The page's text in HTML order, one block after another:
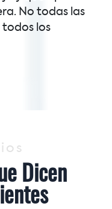
No todas las
los
Dicen